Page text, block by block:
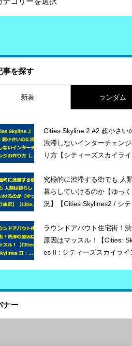
事を探す
新着 ランダム
Cities Skyline 2 #2 超小さい
渋滞しないインターチェン
り方【シティーズスカイラ
#シティーズスカイライン2
究極的に渋滞する街でも 人
暮らしていけるのか【ゆっ
況】【Cities Skylines2 / シテ
ラウンドアバウト住宅街！
原因はマッスル！【Cities:
es II : シティーズスカイライ
ナー